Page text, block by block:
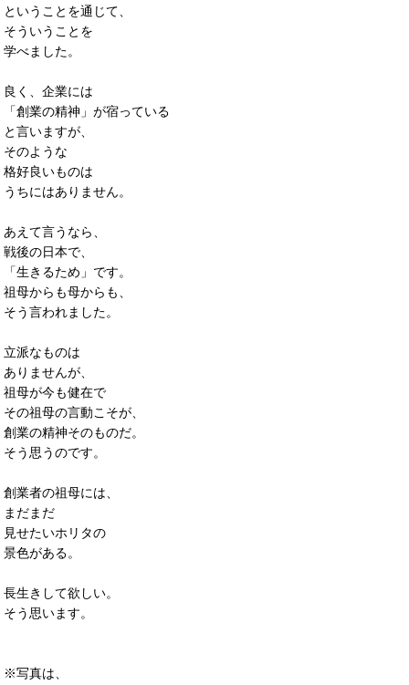
ということを通じて、
そういうことを
学べました。
良く、企業には
「創業の精神」が宿っている
と言いますが、
そのような
格好良いものは
うちにはありません。
あえて言うなら、
戦後の日本で、
「生きるため」です。
祖母からも母からも、
そう言われました。
立派なものは
ありませんが、
祖母が今も健在で
その祖母の言動こそが、
創業の精神そのものだ。
そう思うのです。
創業者の祖母には、
まだまだ
見せたいホリタの
景色がある。
長生きして欲しい。
そう思います。
※写真は、